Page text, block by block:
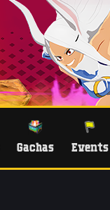
Gachas Events